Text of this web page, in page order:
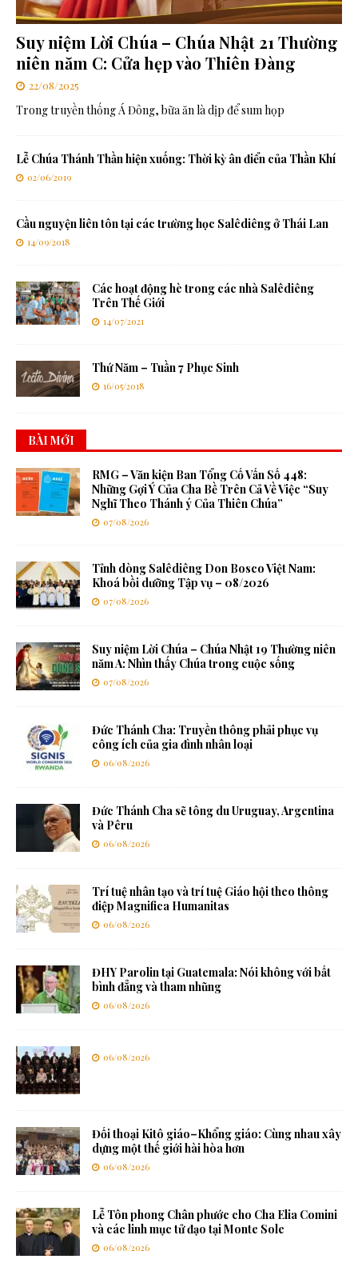
Suy niệm Lời Chúa – Chúa Nhật 21 Thường
niên năm C: Cửa hẹp vào Thiên Đàng
22/08/2025
Trong truyền thống Á Đông, bữa ăn là dịp để sum họp
Lễ Chúa Thánh Thần hiện xuống: Thời kỳ ân điển của Thần Khí
02/06/2019
Cầu nguyện liên tôn tại các trường học Salêdiêng ở Thái Lan
14/09/2018
Các hoạt động hè trong các nhà Salêdiêng
Trên Thế Giới
14/07/2021
Thứ Năm – Tuần 7 Phục Sinh
16/05/2018
BÀI MỚI
RMG – Văn kiện Ban Tổng Cố Vấn Số 448:
Những Gợi Ý Của Cha Bề Trên Cả Về Việc “Suy
Nghĩ Theo Thánh ý Của Thiên Chúa”
07/08/2026
Tỉnh dòng Salêdiêng Don Bosco Việt Nam:
Khoá bồi dưỡng Tập vụ – 08/2026
07/08/2026
Suy niệm Lời Chúa – Chúa Nhật 19 Thường niên
năm A: Nhìn thấy Chúa trong cuộc sống
07/08/2026
Đức Thánh Cha: Truyền thông phải phục vụ
công ích của gia đình nhân loại
06/08/2026
Đức Thánh Cha sẽ tông du Uruguay, Argentina
và Pêru
06/08/2026
Trí tuệ nhân tạo và trí tuệ Giáo hội theo thông
điệp Magnifica Humanitas
06/08/2026
ĐHY Parolin tại Guatemala: Nói không với bất
bình đẳng và tham nhũng
06/08/2026
06/08/2026
Đối thoại Kitô giáo–Khổng giáo: Cùng nhau xây
dựng một thế giới hài hòa hơn
06/08/2026
Lễ Tôn phong Chân phước cho Cha Elia Comini
và các linh mục tử đạo tại Monte Sole
06/08/2026